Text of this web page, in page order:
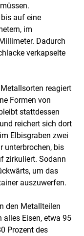
auf eine
im
Dadurch
verkapselte
reagiert
Formen von
stattdessen
reichert sich dort
Elbisgraben zwei
unterbrochen, bis
zirkuliert. Sodann
um das
auszuwerfen.
den Metallteilen
Eisen, etwa 95
Prozent des